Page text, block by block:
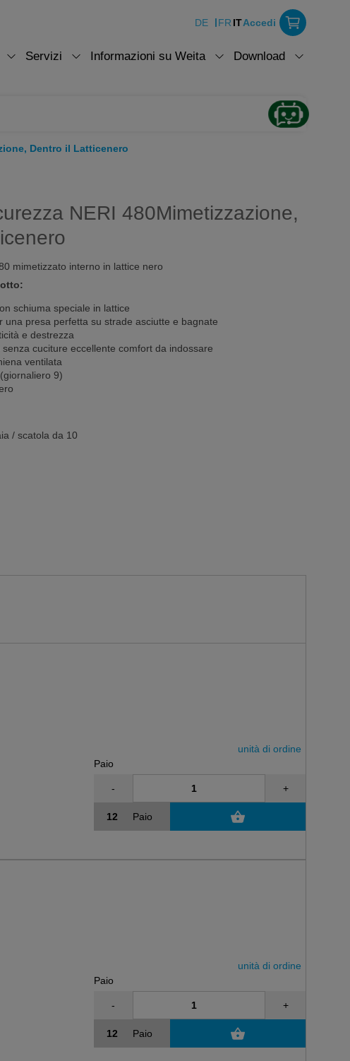
DE FR ITAccedi
Servizi Informazioni su Weita Download
Dentro il Latticenero
NERI 480Mimetizzazione,
mimetizzato interno in lattice nero
schiuma speciale in lattice
una presa perfetta su strade asciutte e bagnate
e destrezza
cuciture eccellente comfort da indossare
ventilata
9)
/ scatola da 10
unità di ordine
Paio
- +
Paio
unità di ordine
Paio
- +
Paio